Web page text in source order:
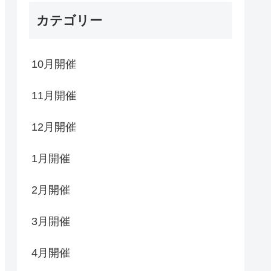
カテゴリー
10月開催
11月開催
12月開催
1月開催
2月開催
3月開催
4月開催